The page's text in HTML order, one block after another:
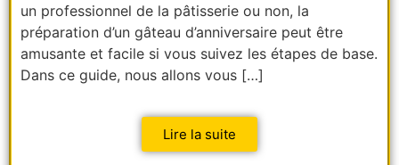
un professionnel de la pâtisserie ou non, la
préparation d’un gâteau d’anniversaire peut être
amusante et facile si vous suivez les étapes de base.
Dans ce guide, nous allons vous […]
Lire la suite